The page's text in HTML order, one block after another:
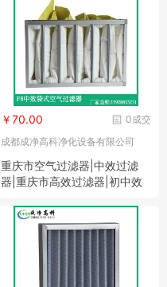
0成交
￥70.00
成都成净高科净化设备有限公司
重庆市空气过滤器|中效过滤
器|重庆市高效过滤器|初中效